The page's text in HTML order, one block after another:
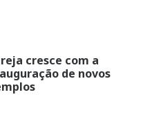
cresce com a
de novos